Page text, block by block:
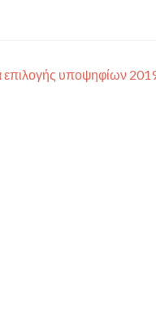
επιλογής υποψηφίων